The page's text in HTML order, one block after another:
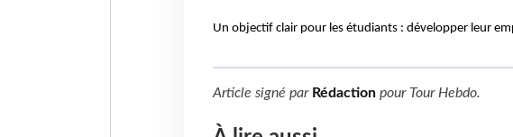
Un objectif clair pour les étudiants : développer leur
Article signé par Rédactionpour Tour Hebdo.